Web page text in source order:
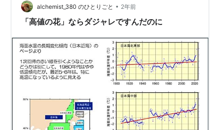
alchemist_380 のひとりごと • 2年前
「高値の花」ならダジャレですんだのに